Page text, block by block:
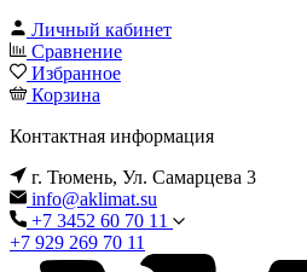
Личный кабинет
Сравнение
Избранное
Корзина
Контактная информация
г. Тюмень, Ул. Самарцева 3
info@aklimat.su
+7 3452 60 70 11
+7 929 269 70 11